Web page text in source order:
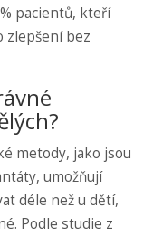
pacientů, kteří
zlepšení bez
metody, jako jsou
umožňují
déle než u dětí,
Podle studie z